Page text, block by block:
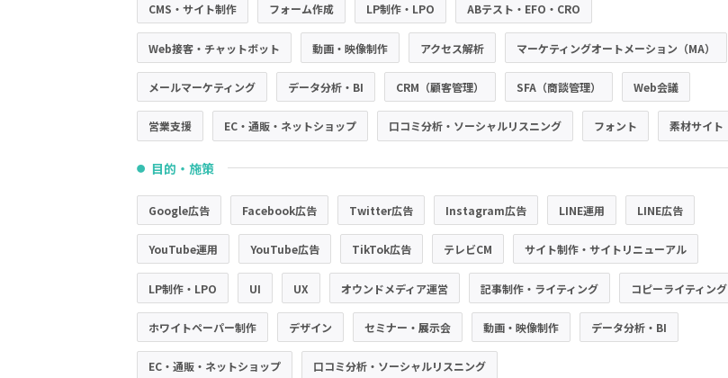
CMS・サイト制作 フォーム作成 LP制作・LPO ABテスト・EFO・CRO
Web接客・チャットボット 動画・映像制作 アクセス解析 マーケティングオートメーション（MA）
メールマーケティング データ分析・BI CRM（顧客管理） SFA（商談管理） Web会議
営業支援 EC・通販・ネットショップ 口コミ分析・ソーシャルリスニング フォント 素材サイト
● 目的・施策
Google広告 Facebook広告 Twitter広告 Instagram広告 LINE運用 LINE広告
YouTube運用 YouTube広告 TikTok広告 テレビCM サイト制作・サイトリニューアル
LP制作・LPO UI UX オウンドメディア運営 記事制作・ライティング コピーライティング
ホワイトペーパー制作 デザイン セミナー・展示会 動画・映像制作 データ分析・BI
EC・通販・ネットショップ 口コミ分析・ソーシャルリスニング